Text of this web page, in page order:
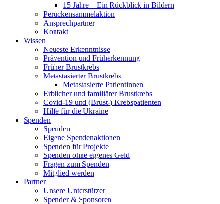
15 Jahre – Ein Rückblick in Bildern
Perückensammelaktion
Ansprechpartner
Kontakt
Wissen
Neueste Erkenntnisse
Prävention und Früherkennung
Früher Brustkrebs
Metastasierter Brustkrebs
Metastasierte Patientinnen
Erblicher und familiärer Brustkrebs
Covid-19 und (Brust-) Krebspatienten
Hilfe für die Ukraine
Spenden
Spenden
Eigene Spendenaktionen
Spenden für Projekte
Spenden ohne eigenes Geld
Fragen zum Spenden
Mitglied werden
Partner
Unsere Unterstützer
Spender & Sponsoren